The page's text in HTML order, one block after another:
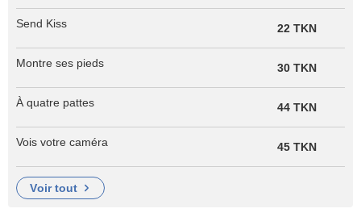
Send Kiss 22 TKN
Montre ses pieds 30 TKN
À quatre pattes 44 TKN
Vois votre caméra 45 TKN
voir tout